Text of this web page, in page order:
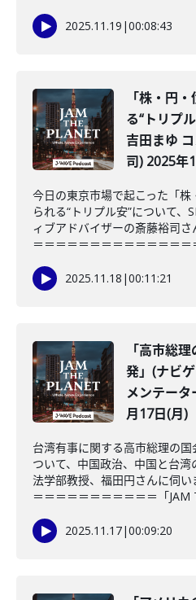
2025.11.19 |00:08:43
「株・円
る“トリプ
吉田まゆ
司) 2025年
今日の東京市場で起こった「
られる“トリプル安”について、
ィブアドバイザーの斎藤裕司
＝＝＝＝＝＝＝＝＝＝＝＝＝＝
2025.11.18 |00:11:21
「高市総
発」(ナビ
メンテータ
月17日(月)
台湾有事に関する高市総理の
ついて、中国政治、中国と台
法学部教授、福田円さんに伺
＝＝＝＝＝＝＝＝＝＝＝「JAM
2025.11.17|00:09:20